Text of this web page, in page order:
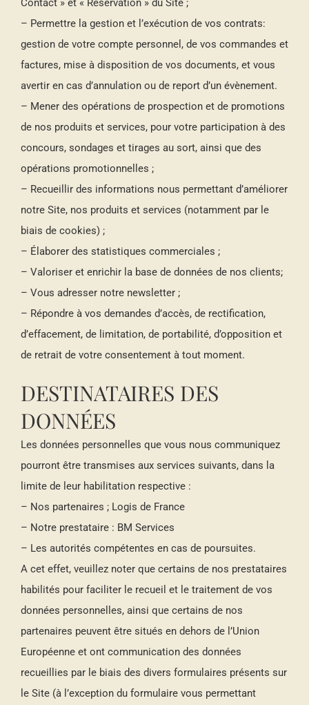
Contact » et « Réservation » du Site ;
– Permettre la gestion et l’exécution de vos contrats:
gestion de votre compte personnel, de vos commandes et
factures, mise à disposition de vos documents, et vous
avertir en cas d’annulation ou de report d’un évènement.
– Mener des opérations de prospection et de promotions
de nos produits et services, pour votre participation à des
concours, sondages et tirages au sort, ainsi que des
opérations promotionnelles ;
– Recueillir des informations nous permettant d’améliorer
notre Site, nos produits et services (notamment par le
biais de cookies) ;
– Élaborer des statistiques commerciales ;
– Valoriser et enrichir la base de données de nos clients;
– Vous adresser notre newsletter ;
– Répondre à vos demandes d’accès, de rectification,
d’effacement, de limitation, de portabilité, d’opposition et
de retrait de votre consentement à tout moment.
DESTINATAIRES DES
DONNÉES
Les données personnelles que vous nous communiquez
pourront être transmises aux services suivants, dans la
limite de leur habilitation respective :
– Nos partenaires ; Logis de France
– Notre prestataire : BM Services
– Les autorités compétentes en cas de poursuites.
A cet effet, veuillez noter que certains de nos prestataires
habilités pour faciliter le recueil et le traitement de vos
données personnelles, ainsi que certains de nos
partenaires peuvent être situés en dehors de l’Union
Européenne et ont communication des données
recueillies par le biais des divers formulaires présents sur
le Site (à l’exception du formulaire vous permettant